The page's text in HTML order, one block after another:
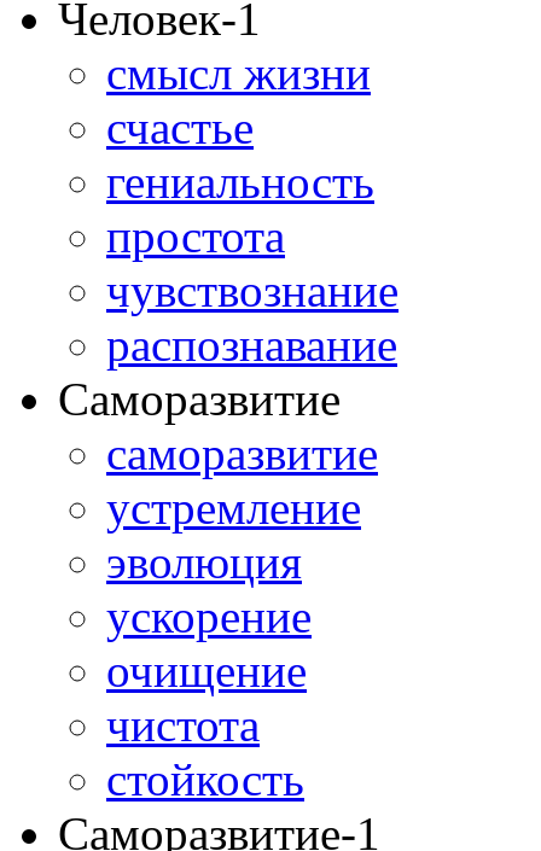
Человек-1
смысл жизни
счастье
гениальность
простота
чувствознание
распознавание
Саморазвитие
саморазвитие
устремление
эволюция
ускорение
очищение
чистота
стойкость
Саморазвитие-1